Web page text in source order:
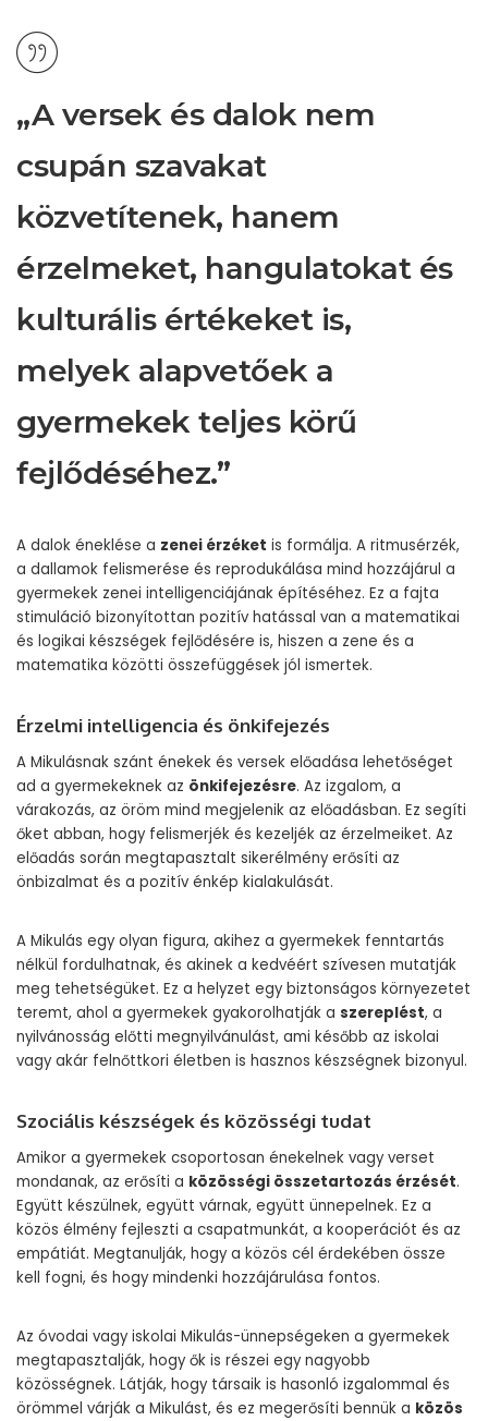
„A versek és dalok nem
csupán szavakat
közvetítenek, hanem
érzelmeket, hangulatokat és
kulturális értékeket is,
melyek alapvetőek a
gyermekek teljes körű
fejlődéséhez.”
A dalok éneklése a zenei érzéket is formálja. A ritmusérzék,
a dallamok felismerése és reprodukálása mind hozzájárul a
gyermekek zenei intelligenciájának építéséhez. Ez a fajta
stimuláció bizonyítottan pozitív hatással van a matematikai
és logikai készségek fejlődésére is, hiszen a zene és a
matematika közötti összefüggések jól ismertek.
Érzelmi intelligencia és önkifejezés
A Mikulásnak szánt énekek és versek előadása lehetőséget
ad a gyermekeknek az önkifejezésre. Az izgalom, a
várakozás, az öröm mind megjelenik az előadásban. Ez segíti
őket abban, hogy felismerjék és kezeljék az érzelmeiket. Az
előadás során megtapasztalt sikerélmény erősíti az
önbizalmat és a pozitív énkép kialakulását.
A Mikulás egy olyan figura, akihez a gyermekek fenntartás
nélkül fordulhatnak, és akinek a kedvéért szívesen mutatják
meg tehetségüket. Ez a helyzet egy biztonságos környezetet
teremt, ahol a gyermekek gyakorolhatják a szereplést, a
nyilvánosság előtti megnyilvánulást, ami később az iskolai
vagy akár felnőttkori életben is hasznos készségnek bizonyul.
Szociális készségek és közösségi tudat
Amikor a gyermekek csoportosan énekelnek vagy verset
mondanak, az erősíti a közösségi összetartozás érzését.
Együtt készülnek, együtt várnak, együtt ünnepelnek. Ez a
közös élmény fejleszti a csapatmunkát, a kooperációt és az
empátiát. Megtanulják, hogy a közös cél érdekében össze
kell fogni, és hogy mindenki hozzájárulása fontos.
Az óvodai vagy iskolai Mikulás-ünnepségeken a gyermekek
megtapasztalják, hogy ők is részei egy nagyobb
közösségnek. Látják, hogy társaik is hasonló izgalommal és
örömmel várják a Mikulást, és ez megerősíti bennük a közös